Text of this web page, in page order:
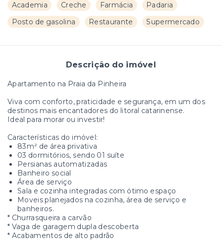
Academia Creche Farmácia
Padaria
Posto de gasolina
Restaurante Supermercado
Descrição do imóvel
Apartamento na Praia da Pinheira
Viva com conforto, praticidade e segurança, em um dos
destinos mais encantadores do litoral catarinense.
Ideal para morar ou investir!
Características do imóvel:
83m² de área privativa
03 dormitórios, sendo 01 suíte
Persianas automatizadas
Banheiro social
Área de serviço
Sala e cozinha integradas com ótimo espaço
Moveis planejados na cozinha, área de serviço e
banheiros.
* Churrasqueira a carvão
* Vaga de garagem dupla descoberta
* Acabamentos de alto padrão